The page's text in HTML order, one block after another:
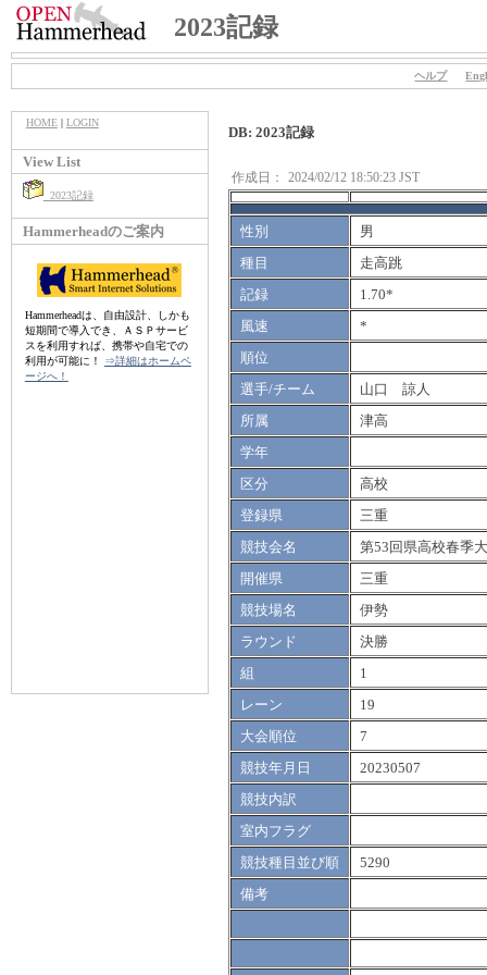
2023記録
ヘルプ
HOME| LOGIN
View List
2023記録
Hammerheadのご案内
Hammerheadは、自由設計、しかも
短期間で導入でき、ＡＳＰサービ
スを利用すれば、携帯や自宅での
利用が可能に！
⇒詳細はホームペ
ージへ！
DB: 2023記録
作成日： 2024/02/12 18:50:23 JST
性別
男
種目
走高跳
記録
1.70*
風速
*
順位
選手/チーム
山口 諒人
所属
津高
学年
区分
高校
登録県
三重
競技会名
第53回県高校春季
開催県
三重
競技場名
伊勢
ラウンド
決勝
組
1
レーン
19
大会順位
7
競技年月日
20230507
競技内訳
室内フラグ
競技種目並び順
5290
備考